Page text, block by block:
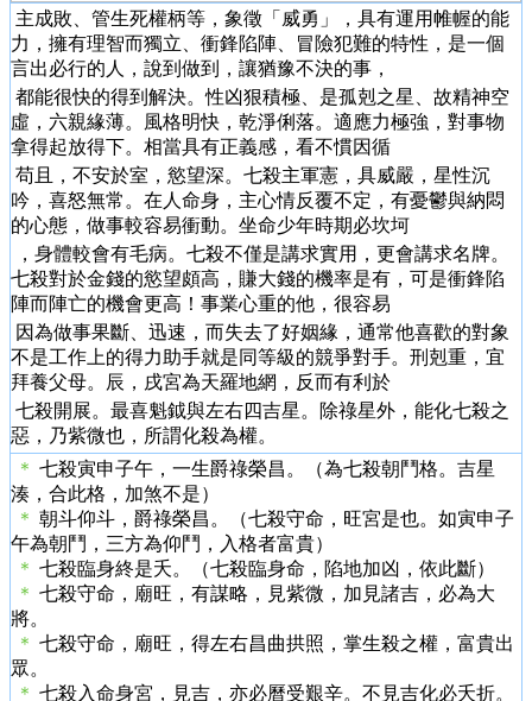
主成敗、管生死權柄等，象徵「威勇」，具有運用帷幄的能
力，擁有理智而獨立、衝鋒陷陣、冒險犯難的特性，是一個
言出必行的人，說到做到，讓猶豫不決的事，
都能很快的得到解決。性凶狠積極、是孤剋之星、故精神空
虛，六親緣薄。風格明快，乾淨俐落。適應力極強，對事物
拿得起放得下。相當具有正義感，看不慣因循
苟且，不安於室，慾望深。七殺主軍憲，具威嚴，星性沉
吟，喜怒無常。在人命身，主心情反覆不定，有憂鬱與納悶
的心態，做事較容易衝動。坐命少年時期必坎坷
，身體較會有毛病。七殺不僅是講求實用，更會講求名牌。
七殺對於金錢的慾望頗高，賺大錢的機率是有，可是衝鋒陷
陣而陣亡的機會更高！事業心重的他，很容易
因為做事果斷、迅速，而失去了好姻緣，通常他喜歡的對象
不是工作上的得力助手就是同等級的競爭對手。刑剋重，宜
拜養父母。辰，戌宮為天羅地網，反而有利於
七殺開展。最喜魁鉞與左右四吉星。除祿星外，能化七殺之
惡，乃紫微也，所謂化殺為權。
＊ 七殺寅申子午，一生爵祿榮昌。（為七殺朝鬥格。吉星
湊，合此格，加煞不是）
＊ 朝斗仰斗，爵祿榮昌。（七殺守命，旺宮是也。如寅申子
午為朝鬥，三方為仰鬥，入格者富貴）
＊ 七殺臨身終是夭。（七殺臨身命，陷地加凶，依此斷）
＊ 七殺守命，廟旺，有謀略，見紫微，加見諸吉，必為大
將。
＊ 七殺守命，廟旺，得左右昌曲拱照，掌生殺之權，富貴出
眾。
＊ 七殺入命身宮，見吉，亦必曆受艱辛。不見吉化必夭折。